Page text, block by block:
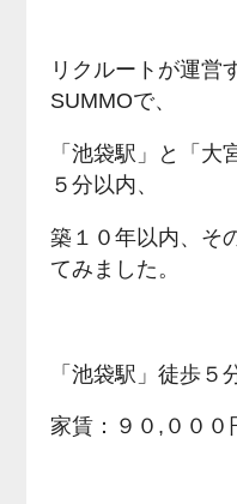
リクルートが運営
SUMMOで、
「池袋駅」と「
５分以内、
築１０年以内、そ
てみました。
「池袋駅」徒歩
家賃：９０,０００